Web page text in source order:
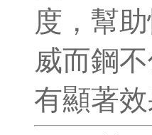
度，幫
威而鋼
有顯著效